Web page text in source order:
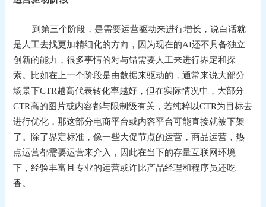
到第三个阶段，是需要运营驱动来进行增长，说白话就
是人工去找更加精细化的方向，因为现在的AI还不具备独立
创新的能力，很多事情的对与错需要人工来进行界定和探
索。比如在上一个阶段是由数据来驱动的，通常来说大部分
场景下CTR越高代表转化率越好，但在实际情况中，大部分
CTR高的图片或内容都与限制级有关，若纯粹以CTR为目标去
进行优化，那这部分电商平台或内容平台可能直接就被下架
了。除了界定标准，像一些大促节点的运营，商品运营，热
点运营都需要运营来介入，因此在当下的存量互联网环境
下，经验丰富且专业的运营或许比产品经理和程序员还吃
香。